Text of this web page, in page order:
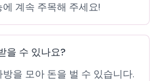
계속 주목해 주세요!
을 수 있나요?
을 모아 돈을 벌 수 있습니다.